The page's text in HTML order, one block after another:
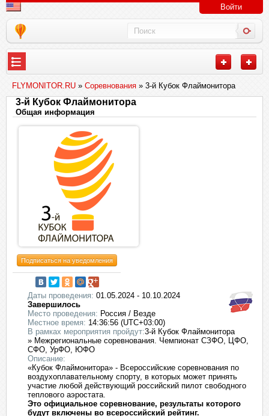
Войти
FLYMONITOR.RU » Соревнования » 3-й Кубок Флаймонитора
3-й Кубок Флаймонитора
Общая информация
Подписаться на уведомления
Даты проведения: 01.05.2024 - 10.10.2024
Завершилось
Место проведения: Россия / Везде
Местное время: 14:36:56 (UTC+03:00)
В рамках мероприятия пройдут:3-й Кубок Флаймонитора
» Межрегиональные соревнования. Чемпионат СЗФО, ЦФО,
СФО, УрФО, ЮФО
Описание:
«Кубок Флаймонитора» - Всероссийские соревнования по
воздухоплавательному спорту, в которых может принять
участие любой действующий российский пилот свободного
теплового аэростата.
Это официальное соревнование, результаты которого
будут включены во всероссийский рейтинг.